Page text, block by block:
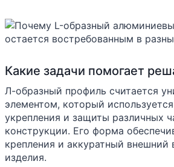
Какие задачи помогает
Л-образный профиль считается
элементом, который
укрепления и защиты различных
конструкции. Его форма
крепления и аккуратный внешний
изделия.